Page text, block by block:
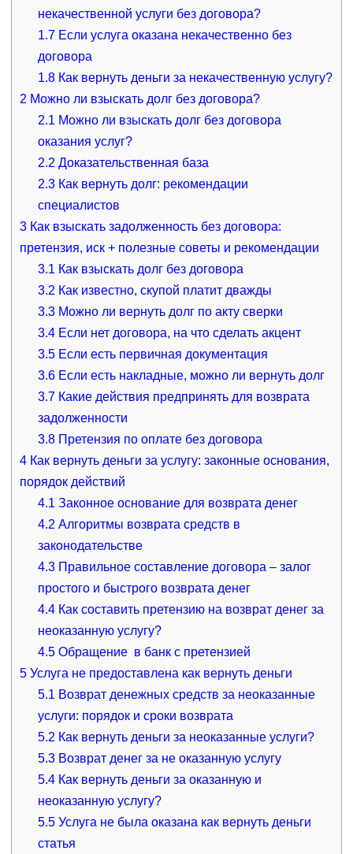
некачественной услуги без договора?
1.7 Если услуга оказана некачественно без
договора
1.8 Как вернуть деньги за некачественную услугу?
2 Можно ли взыскать долг без договора?
2.1 Можно ли взыскать долг без договора
оказания услуг?
2.2 Доказательственная база
2.3 Как вернуть долг: рекомендации
специалистов
3Как взыскать задолженность без договора:
претензия, иск + полезные советы и рекомендации
3.1 Как взыскать долг без договора
3.2 Как известно, скупой платит дважды
3.3 Можно ли вернуть долг по акту сверки
3.4 Если нет договора, на что сделать акцент
3.5 Если есть первичная документация
3.6 Если есть накладные, можно ли вернуть долг
3.7 Какие действия предпринять для возврата
задолженности
3.8 Претензия по оплате без договора
4Как вернуть деньги за услугу: законные основания,
порядок действий
4.1 Законное основание для возврата денег
4.2 Алгоритмы возврата средств в
законодательстве
4.3 Правильное составление договора – залог
простого и быстрого возврата денег
4.4 Как составить претензию на возврат денег за
неоказанную услугу?
4.5 Обращение в банк с претензией
5Услуга не предоставлена как вернуть деньги
5.1 Возврат денежных средств за неоказанные
услуги: порядок и сроки возврата
5.2 Как вернуть деньги за неоказанные услуги?
5.3 Возврат денег за не оказанную услугу
5.4 Как вернуть деньги за оказанную и
неоказанную услугу?
5.5 Услуга не была оказана как вернуть деньги
статья